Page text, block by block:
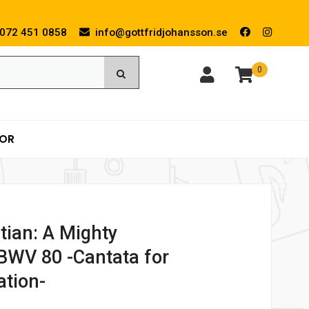
072 451 0858
info@gottfridjohansson.se
0
A Mighty
80 -Cantata for